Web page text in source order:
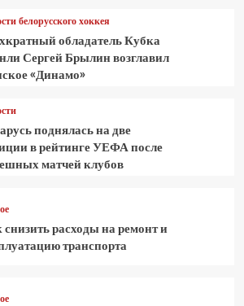
белорусского хоккея
обладатель Кубка
Сергей Брылин возглавил
«Динамо»
поднялась на две
в рейтинге УЕФА после
матчей клубов
расходы на ремонт и
транспорта